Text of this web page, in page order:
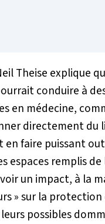
Theise explique
conduire à
en médecine,
directement du
faire puissant
espaces remplis
un impact, à la
» sur la protection
possibles